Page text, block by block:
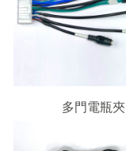
多門電瓶夾